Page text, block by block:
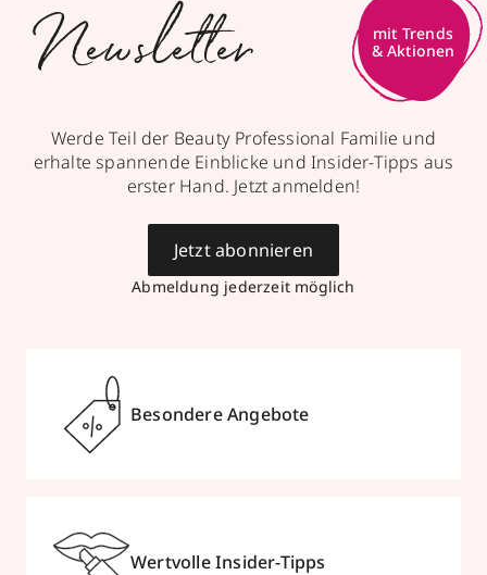
Newsletter
mit Trends
& Aktionen
Werde Teil der Beauty Professional Familie und
erhalte spannende Einblicke und Insider-Tipps aus
erster Hand. Jetzt anmelden!
Abmeldung jederzeit möglich
Jetzt abonnieren
Besondere Angebote
Wertvolle Insider-Tipps